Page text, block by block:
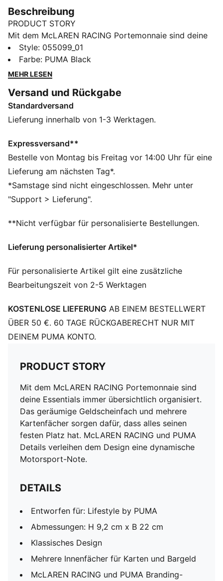
Beschreibung
PRODUCT STORY
Mit dem McLAREN RACING Portemonnaie sind deine
Essentials immer übersichtlich organisiert. Das
geräumige Geldscheinfach und mehrere Kartenfächer
sorgen dafür, dass alles seinen festen Platz hat.
Design eine dynamische Motorsport-Note.
DETAILS
Entworfen für: Lifestyle by PUMA
Klassisches Design
Mehrere Innenfächer für Karten und Bargeld
McLAREN RACING und PUMA Branding-Details
Style: 055099_01
Farbe: PUMA Black
MEHR LESEN
Versand und Rückgabe
Standardversand
Lieferung innerhalb von 1-3 Werktagen.
Expressversand**
Bestelle von Montag bis Freitag vor 14:00 Uhr für eine
Lieferung am nächsten Tag*.
*Samstage sind nicht eingeschlossen. Mehr unter
"Support > Lieferung".
**Nicht verfügbar für personalisierte Bestellungen.
Lieferung personalisierter Artikel*
Für personalisierte Artikel gilt eine zusätzliche
Bearbeitungszeit von 2-5 Werktagen
KOSTENLOSE LIEFERUNG AB EINEM BESTELLWERT
ÜBER 50 €. 60 TAGE RÜCKGABERECHT NUR MIT
DEINEM PUMA KONTO.
PRODUCT STORY
Mit dem McLAREN RACING Portemonnaie sind
deine Essentials immer übersichtlich organisiert.
Das geräumige Geldscheinfach und mehrere
Kartenfächer sorgen dafür, dass alles seinen
festen Platz hat. McLAREN RACING und PUMA
Details verleihen dem Design eine dynamische
Motorsport-Note.
DETAILS
Entworfen für: Lifestyle by PUMA
Abmessungen: H 9,2 cm x B 22 cm
Klassisches Design
Mehrere Innenfächer für Karten und Bargeld
McLAREN RACING und PUMA Branding-